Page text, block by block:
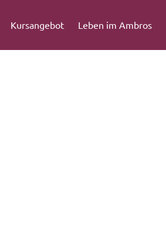
Kursangebot Leben im Ambros